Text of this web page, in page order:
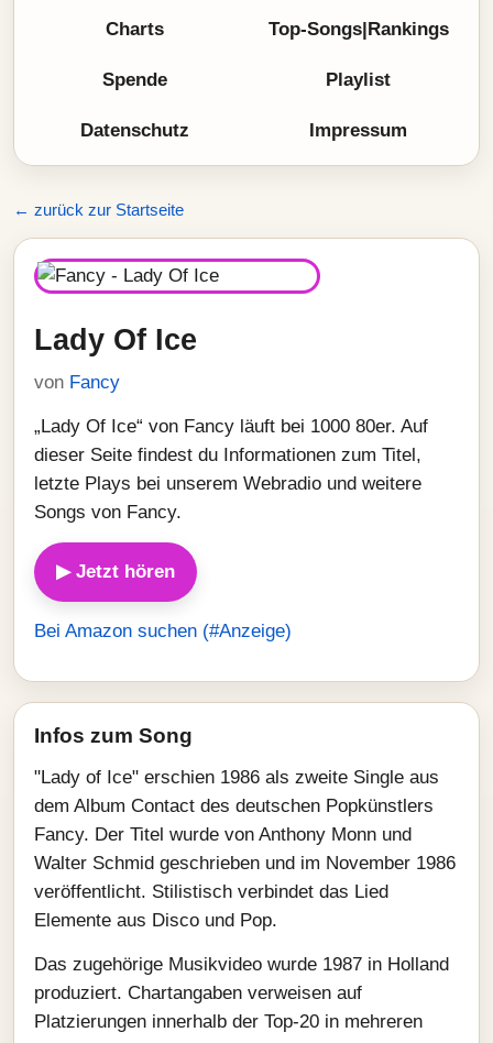
Charts Top-Songs|Rankings
Spende Playlist
Datenschutz Impressum
← zurück zur Startseite
Lady Of Ice
von Fancy
„Lady Of Ice“ von Fancy läuft bei 1000 80er. Auf
dieser Seite findest du Informationen zum Titel,
letzte Plays bei unserem Webradio und weitere
Songs von Fancy.
▶ Jetzt hören
Bei Amazon suchen (#Anzeige)
Infos zum Song
"Lady of Ice" erschien 1986 als zweite Single aus
dem Album Contact des deutschen Popkünstlers
Fancy. Der Titel wurde von Anthony Monn und
Walter Schmid geschrieben und im November 1986
veröffentlicht. Stilistisch verbindet das Lied
Elemente aus Disco und Pop.
Das zugehörige Musikvideo wurde 1987 in Holland
produziert. Chartangaben verweisen auf
Platzierungen innerhalb der Top‑20 in mehreren